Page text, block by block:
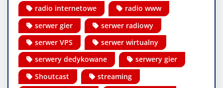
radio internetowe
radio www
serwer gier
serwer radiowy
serwer VPS
serwer wirtualny
serwery dedykowane
serwery gier
Shoutcast
streaming